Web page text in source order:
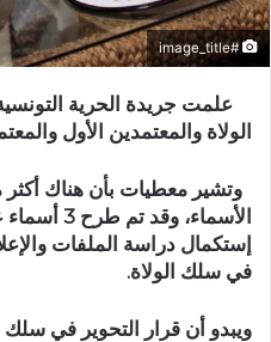
#image_title
علمت جريدة الحرية
الولاة والمعتمدين الأول
وتشير معطيات بأن هناك
الأسماء،
إستكمال دراسة الملفات
في سلك الولاة.
ويبدو أن قرار التحوير في